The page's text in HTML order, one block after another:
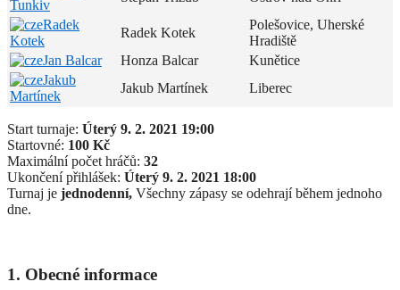
Tunkiv
Radek
Kotek
Radek Kotek
Polešovice, Uherské
Hradiště
Jan Balcar
Honza Balcar
Kunětice
Jakub
Martínek
Jakub Martínek Liberec
Start turnaje: Úterý 9. 2. 2021 19:00
Startovné: 100 Kč
Maximální počet hráčů: 32
Ukončení přihlášek: Úterý 9. 2. 2021 18:00
Turnaj je jednodenní, Všechny zápasy se odehrají během jednoho
dne.
1. Obecné informace